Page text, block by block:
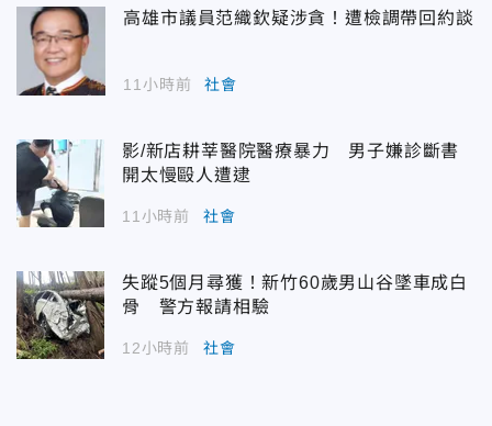
高雄市議員范織欽疑涉貪！遭檢調帶回約談
11小時前 社會
影/新店耕莘醫院醫療暴力 男子嫌診斷書
開太慢毆人遭逮
11小時前 社會
失蹤5個月尋獲！新竹60歲男山谷墜車成白
骨 警方報請相驗
12小時前 社會